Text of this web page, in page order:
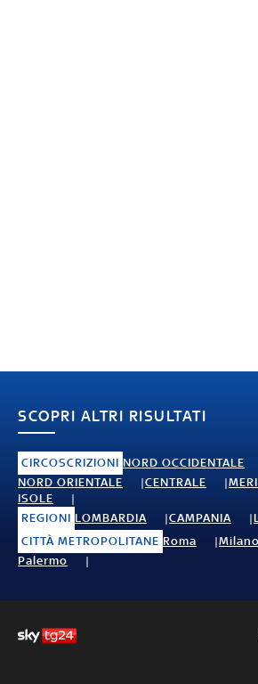
SCOPRI ALTRI RISULTATI
CIRCOSCRIZIONI NORD OCCIDENTALE
NORD ORIENTALE
CENTRALE
ISOLE
REGIONI LOMBARDIA CAMPANIA
CITTÀ METROPOLITANE Roma Milano
Palermo